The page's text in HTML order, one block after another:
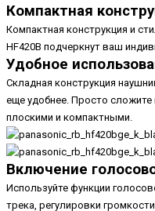
Компактная
Компактная конструкция и
HF420B подчеркнут ваш
Удобное
Складная конструкция
еще удобнее. Просто сложите
плоскими и компактными.
Включение
Используйте функции
трека, регулировки